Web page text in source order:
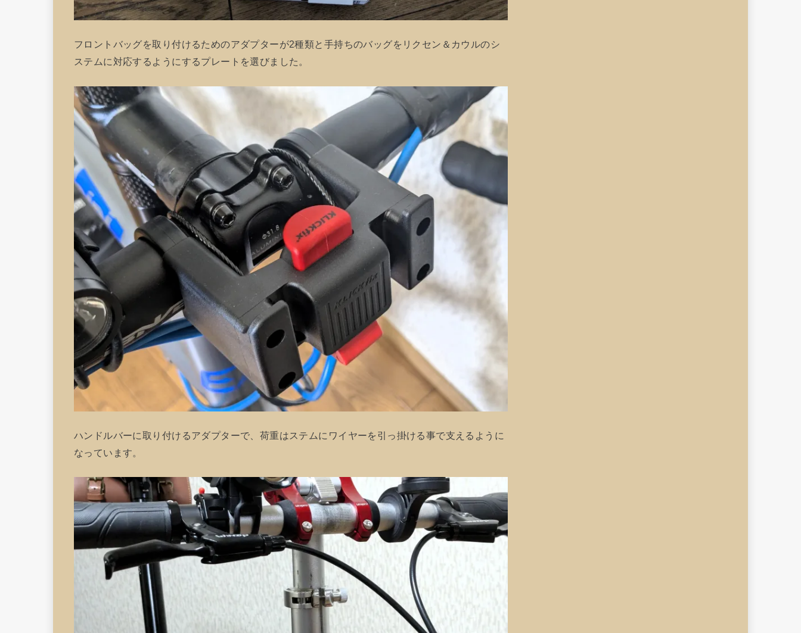
フロントバッグを取り付けるためのアダプターが2種類と手持ちのバッグをリクセン＆カウルのシ
ステムに対応するようにするプレートを選びました。
ハンドルバーに取り付けるアダプターで、荷重はステムにワイヤーを引っ掛ける事で支えるように
なっています。